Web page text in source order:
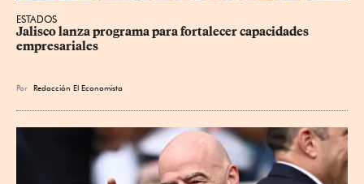
ESTADOS
Jalisco lanza programa para fortalecer capacidades
empresariales
Por Redacción El Economista